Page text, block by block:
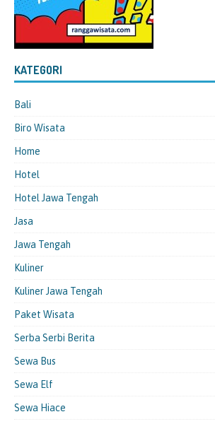
KATEGORI
Bali
Biro Wisata
Home
Hotel
Hotel Jawa Tengah
Jasa
Jawa Tengah
Kuliner
Kuliner Jawa Tengah
Paket Wisata
Serba Serbi Berita
Sewa Bus
Sewa Elf
Sewa Hiace